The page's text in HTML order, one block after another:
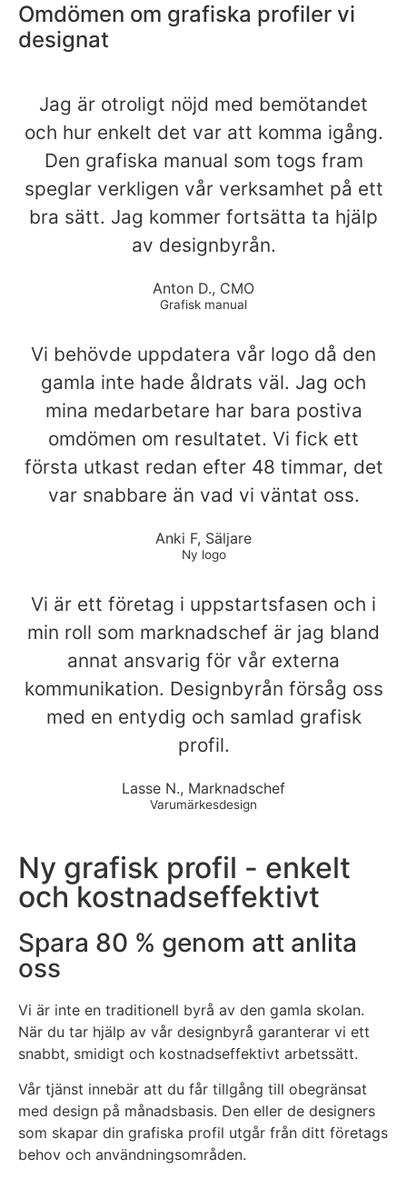
Omdömen om grafiska profiler vi
designat
Jag är otroligt nöjd med bemötandet
och hur enkelt det var att komma igång.
Den grafiska manual som togs fram
speglar verkligen vår verksamhet på ett
bra sätt. Jag kommer fortsätta ta hjälp
av designbyrån.
Anton D., CMO
Grafisk manual
Vi behövde uppdatera vår logo då den
gamla inte hade åldrats väl. Jag och
mina medarbetare har bara postiva
omdömen om resultatet. Vi fick ett
första utkast redan efter 48 timmar, det
var snabbare än vad vi väntat oss.
Anki F, Säljare
Ny logo
Vi är ett företag i uppstartsfasen och i
min roll som marknadschef är jag bland
annat ansvarig för vår externa
kommunikation. Designbyrån försåg oss
med en entydig och samlad grafisk
profil.
Lasse N., Marknadschef
Varumärkesdesign
Ny grafisk profil - enkelt
och kostnadseffektivt
Spara 80 % genom att anlita
oss
Vi är inte en traditionell byrå av den gamla skolan.
När du tar hjälp av vår designbyrå garanterar vi ett
snabbt, smidigt och kostnadseffektivt arbetssätt.
Vår tjänst innebär att du får tillgång till obegränsat
med design på månadsbasis. Den eller de designers
som skapar din grafiska profil utgår från ditt företags
behov och användningsområden.